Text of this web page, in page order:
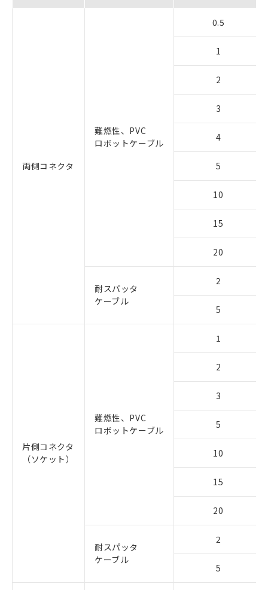
両側コネクタ
難燃性、PVC
ロボットケーブル
0.5
1
2
3
4
5
10
15
20
耐スパッタ
ケーブル
2
5
片側コネクタ
（ソケット）
難燃性、PVC
ロボットケーブル
1
2
3
5
10
15
20
耐スパッタ
ケーブル
2
5